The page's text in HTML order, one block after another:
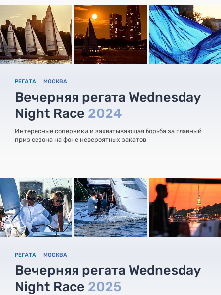
РЕГАТА МОСКВА
Вечерняя регата Wednesday
Night Race 2024
Интересные соперники и захватывающая борьба за главный
приз сезона на фоне невероятных закатов
РЕГАТА МОСКВА
Вечерняя регата Wednesday
Night Race 2025